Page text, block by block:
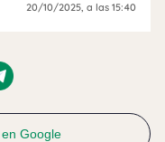
20/10/2025, a las 15:40
Google